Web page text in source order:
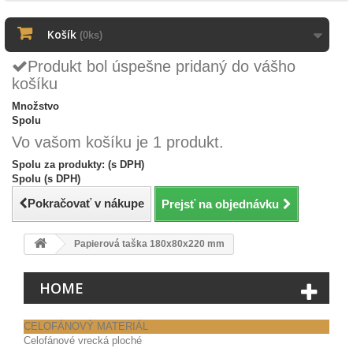
Košík (0ks)
Produkt bol úspešne pridaný do vášho
košíku
Množstvo
Spolu
Vo vašom košíku je 1 produkt.
Spolu za produkty: (s DPH)
Spolu (s DPH)
Pokračovať v nákupe Prejsť na objednávku
Papierová taška 180x80x220 mm
HOME
CELOFÁNOVÝ MATERIÁL
Celofánové vrecká ploché